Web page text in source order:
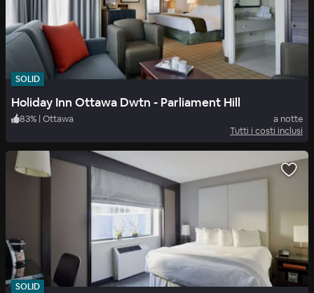
SOLID
Holiday Inn Ottawa Dwtn - Parliament Hill
83% | Ottawa
a notte
Tutti i costi inclusi
SOLID